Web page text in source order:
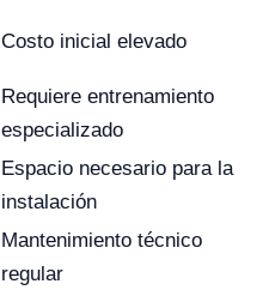
Costo inicial elevado
Requiere entrenamiento
especializado
Espacio necesario para la
instalación
Mantenimiento técnico
regular